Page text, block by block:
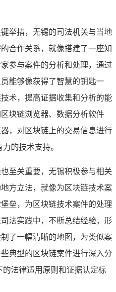
举措，无锡的司法机关与当地
合作关系，就像搭建了一座知
参与案件的分析和处理，通过
能够像获得了智慧的钥匙一
术，提高证据收集和分析的能
块链浏览器、数据分析软件
，对区块链上的交易信息进行
的技术支持。
至关重要，无锡积极参与相关
方立法，就像为区块链技术案
垒，为区块链技术案件的处理
法实践中，不断总结经验，形
了一幅清晰的地图，为类似案
典型的区块链案件进行深入分
法律适用原则和证据认定标